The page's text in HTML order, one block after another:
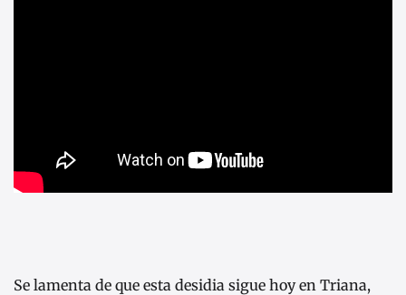
Se lamenta de que esta desidia sigue hoy en Triana,